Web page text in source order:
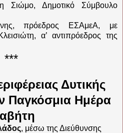
Σιώμο, Δημοτικό Σύμβουλο
πρόεδρος ΕΣΑμεΑ, με
α’ αντιπρόεδρος της
***
Δυτικής
Παγκόσμια Ημέρα
, μέσω της Διεύθυνσης